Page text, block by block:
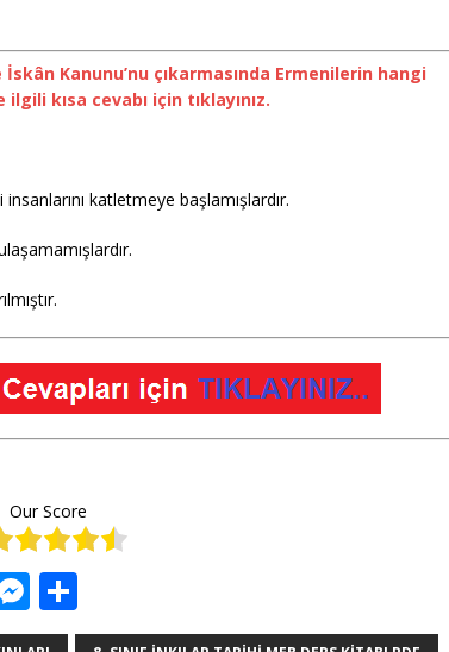
İskân Kanunu’nu çıkarmasında Ermenilerin hangi
kısa cevabı için tıklayınız.
katletmeye başlamışlardır.
Our Score
M
e h